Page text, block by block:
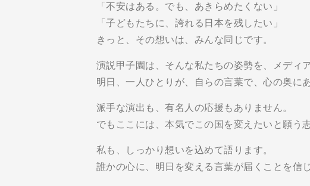
「不安はある。でも、あきらめたくない」
「子どもたちに、誇れる日本を残したい」
きっと、その想いは、みんな同じです。
演説甲子園は、そんな私たちの姿勢を、メディ
明日、一人ひとりが、自らの言葉で、心の奥に
派手な演出も、有名人の応援もありません。
でもここには、本気でこの国を変えたいと願う
私も、しっかり想いを込めて語ります。
誰かの心に、明日を変える言葉が届くことを